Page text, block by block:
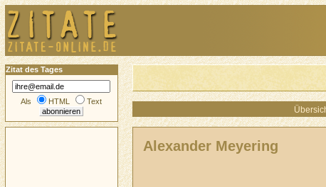
Alexander Meyering
Zitat des Tages
Als HTML Text